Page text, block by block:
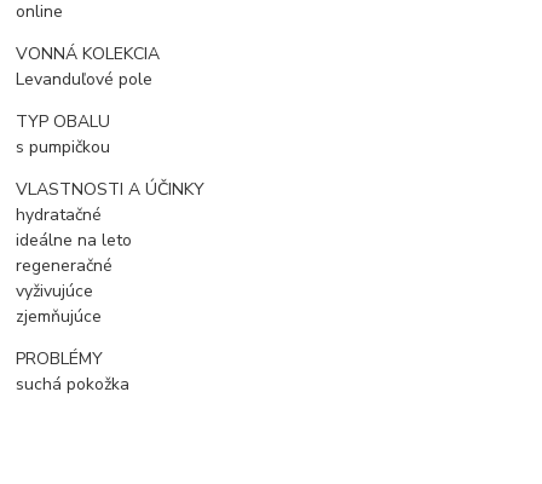
online
VONNÁ KOLEKCIA
Levanduľové pole
TYP OBALU
s pumpičkou
VLASTNOSTI A ÚČINKY
hydratačné
ideálne na leto
regeneračné
vyživujúce
zjemňujúce
PROBLÉMY
suchá pokožka